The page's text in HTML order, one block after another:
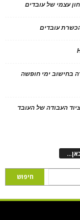
עובדים
בחישוב ימי חופשה
העבודה של העובד